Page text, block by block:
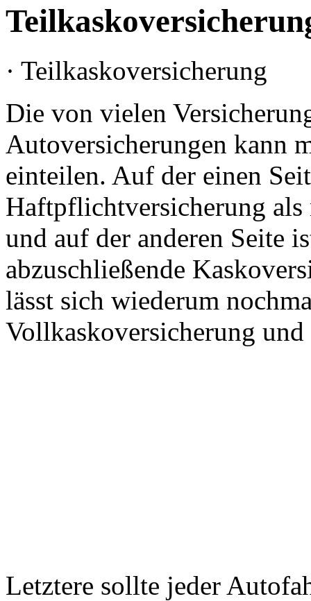
· Teilkaskoversicherung
Die von vielen
Autoversicherungen kann
einteilen. Auf der einen
Haftpflichtversicherung
und auf der anderen Seite
abzuschließende
lässt sich wiederum
Vollkaskoversicherung
Letztere sollte jeder